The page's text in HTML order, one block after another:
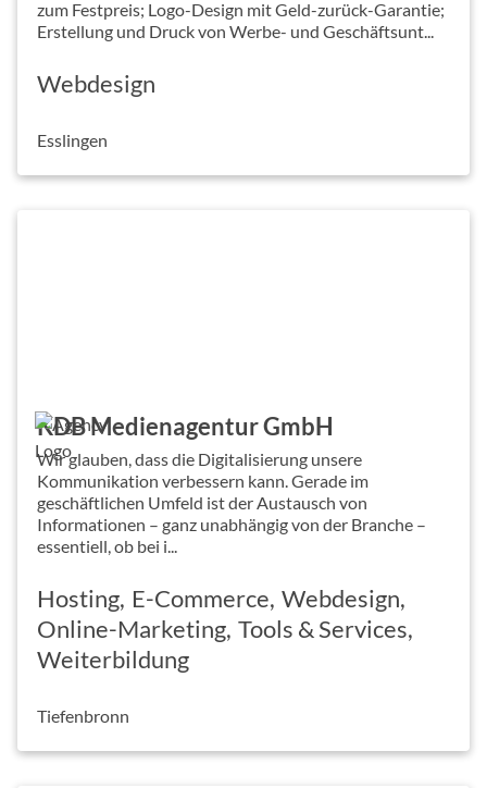
zum Festpreis; Logo-Design mit Geld-zurück-Garantie;
Erstellung und Druck von Werbe- und Geschäftsunt...
Webdesign
Esslingen
KDB Medienagentur GmbH
Wir glauben, dass die Digitalisierung unsere
Kommunikation verbessern kann. Gerade im
geschäftlichen Umfeld ist der Austausch von
Informationen – ganz unabhängig von der Branche –
essentiell, ob bei i...
Hosting E-Commerce Webdesign
Online-Marketing Tools & Services
Weiterbildung
Tiefenbronn